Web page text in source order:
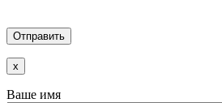
x
Ваше имя